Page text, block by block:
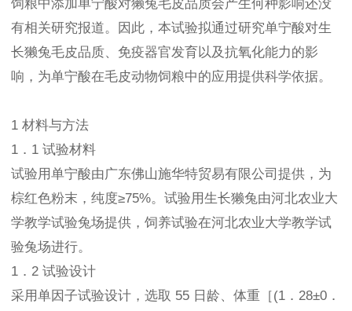
饲粮中添加单宁酸对獭兔毛皮品质会产生何种影响还没
有相关研究报道。因此，本试验拟通过研究单宁酸对生
长獭兔毛皮品质、免疫器官发育以及抗氧化能力的影
响，为单宁酸在毛皮动物饲粮中的应用提供科学依据。
1 材料与方法
1．1 试验材料
试验用单宁酸由广东佛山施华特贸易有限公司提供，为
棕红色粉末，纯度≥75%。试验用生长獭兔由河北农业大
学教学试验兔场提供，饲养试验在河北农业大学教学试
验兔场进行。
1．2 试验设计
采用单因子试验设计，选取 55 日龄、体重［(1．28±0．